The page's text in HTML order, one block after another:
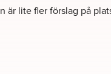
är lite fler förslag på